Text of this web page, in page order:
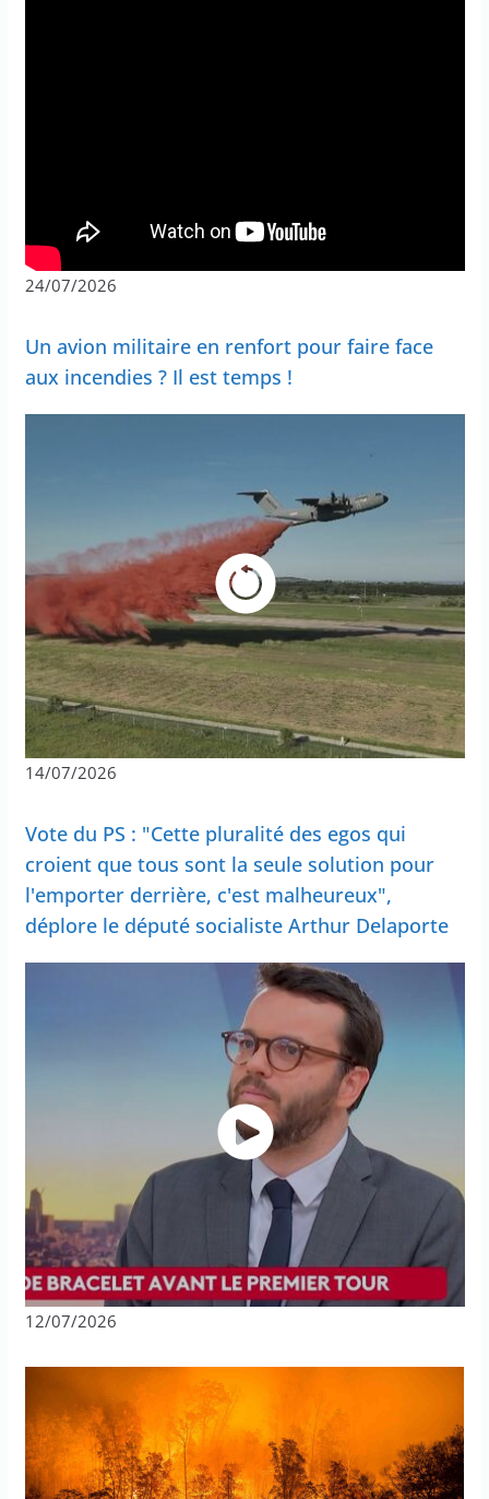
24/07/2026
Un avion militaire en renfort pour faire face
aux incendies ? Il est temps !
14/07/2026
Vote du PS : "Cette pluralité des egos qui
croient que tous sont la seule solution pour
l'emporter derrière, c'est malheureux",
déplore le député socialiste Arthur Delaporte
12/07/2026